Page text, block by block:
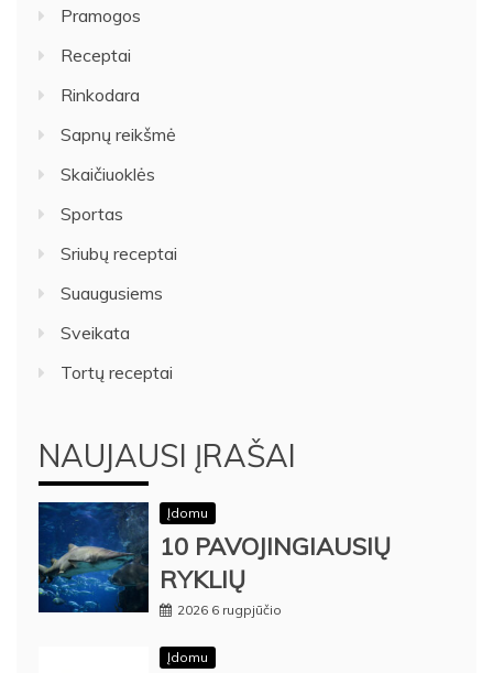
Pramogos
Receptai
Rinkodara
Sapnų reikšmė
Skaičiuoklės
Sportas
Sriubų receptai
Suaugusiems
Sveikata
Tortų receptai
NAUJAUSI ĮRAŠAI
Įdomu
10 PAVOJINGIAUSIŲ
RYKLIŲ
2026 6 rugpjūčio
Įdomu